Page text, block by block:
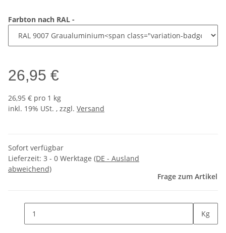
Farbton nach RAL -
26,95 €
26,95 € pro 1 kg
inkl. 19% USt. , zzgl. Versand
Sofort verfügbar
Lieferzeit: 3 - 0 Werktage (DE - Ausland
abweichend)
Frage zum Artikel
Kg